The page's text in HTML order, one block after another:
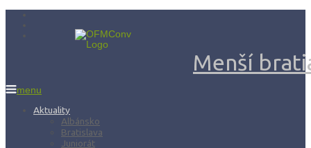
Menší
menu
Aktuality
Albánsko
Bratislava
Juniorát